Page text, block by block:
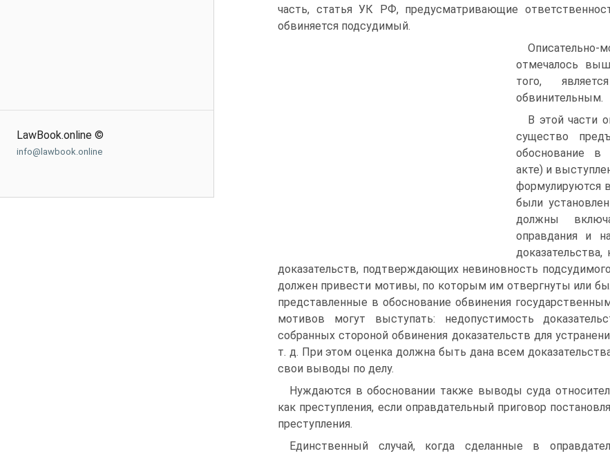
LawBook.online ©
info@lawbook.online
часть, статья УК РФ, предусматривающие
обвиняется подсудимый.
отмечалось
того,
обвинительным.
В этой части
существо
обоснование в
акте) и
формулируются
были
должны
оправдания и
доказательств, подтверждающих невиновность
должен привести мотивы, по которым им отвергнуты или
представленные в обоснование обвинения
мотивов могут выступать: недопустимость
собранных стороной обвинения доказательств для
т. д. При этом оценка должна быть дана всем
свои выводы по делу.
Нуждаются в обосновании также выводы суда
как преступления, если оправдательный приговор
преступления.
Единственный случай, когда сделанные в